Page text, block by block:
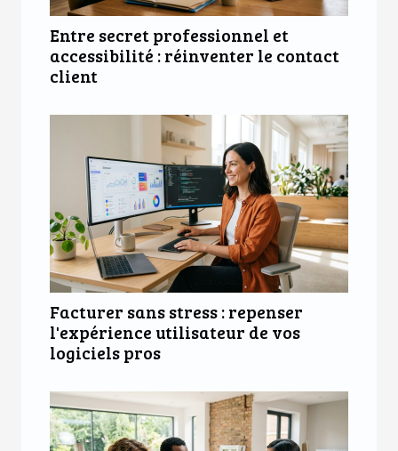
Entre secret professionnel et
accessibilité : réinventer le contact
client
Facturer sans stress : repenser
l'expérience utilisateur de vos
logiciels pros